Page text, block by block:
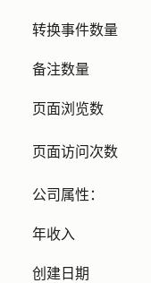
转换事件数量
备注数量
页面浏览数
页面访问次数
公司属性 ：
年收入
创建日期